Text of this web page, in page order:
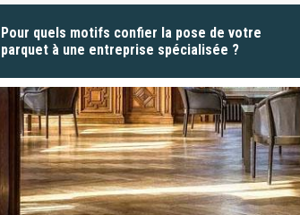
Pour quels motifs confier la pose de votre
parquet à une entreprise spécialisée ?